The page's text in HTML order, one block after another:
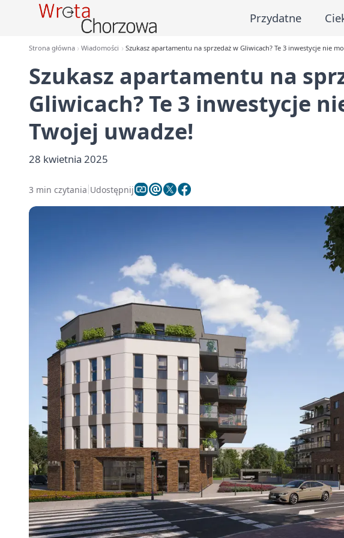
Przydatne
Strona główna Wiadomości Szukasz apartamentu na sprzedaż w Gliwicach? Te 3 inwestycje nie
Szukasz apartamentu na
Gliwicach? Te 3 inwestycje
Twojej uwadze!
28 kwietnia 2025
3 min czytania Udostępnij